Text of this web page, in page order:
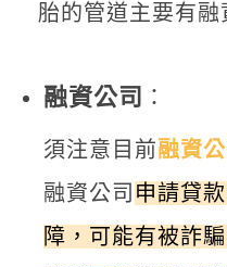
胎的管道主要有融
融資公司 ：
須注意目前融資
融資公司 申請貸
障，可能有被詐